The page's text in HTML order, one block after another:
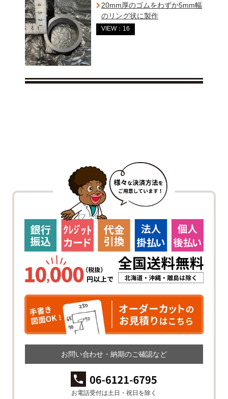
20mm厚のゴムをわずか5mm幅
のリング状に製作
VIEW：16
お問い合わせ・納期のご確認など
お電話受付は土日・祝日を除く